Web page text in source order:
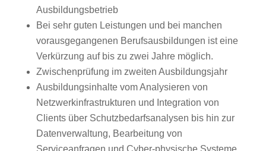
Ausbildungsbetrieb
Bei sehr guten Leistungen und bei manchen
vorausgegangenen Berufsausbildungen ist eine
Verkürzung auf bis zu zwei Jahre möglich.
Zwischenprüfung im zweiten Ausbildungsjahr
Ausbildungsinhalte vom Analysieren von
Netzwerkinfrastrukturen und Integration von
Clients über Schutzbedarfsanalysen bis hin zur
Datenverwaltung, Bearbeitung von
Serviceanfragen und Cyber-physische Systeme